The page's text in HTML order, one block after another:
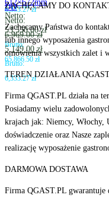
6,333.27zł
612×672mm
Netto:
53,550.00zł
Brutto:
65,866.50 zł
DD
Netto:
6,969.00zł
5,149.00zł
Brutto:
6,333.27zł
ZACHĘCAMY DO
Zachęcamy Państwa do
lub innego wyposażenia
omówienia wszystkich zalet i
TEREN DZIAŁANIA
Firma QGAST.PL działa na
Posiadamy wielu
krajach jak: Niemcy, Włochy,
doświadczenie oraz Nasze
realizację wyposażenie
DARMOWA DOSTAWA
Firma QGAST.PL gwarantuje